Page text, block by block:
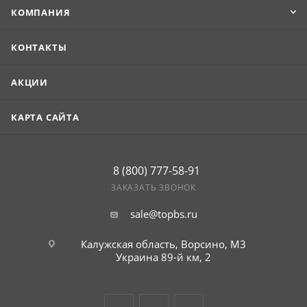
материла отличная устойчивость к механическим
специальному покрытию (Принт Элит), что гарантирует
(гарантия — 20 лет).
КОМПАНИЯ
КОНТАКТЫ
АКЦИИ
КАРТА САЙТА
8 (800) 777-58-91
ЗАКАЗАТЬ ЗВОНОК
sale@topbs.ru
Калужская область, Ворсино, М3
Украина 89-й км, 2